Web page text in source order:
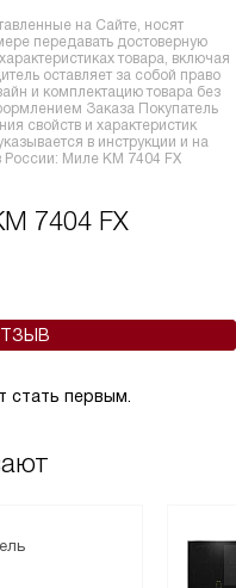
на Сайте, носят
передавать достоверную
товара, включая
оставляет за собой право
и комплектацию товара без
Заказа Покупатель
свойств и характеристик
в инструкции и на
России: Миле KM 7404 FX
7404 FX
стать первым.